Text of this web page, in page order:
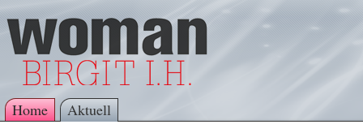
Home Aktuell